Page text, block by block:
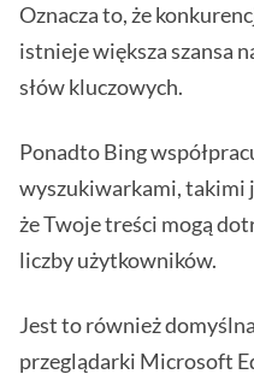
Oznacza to, że
istnieje większa szansa
słów kluczowych.
Ponadto Bing
wyszukiwarkami, takimi
że Twoje treści mogą
liczby użytkowników.
Jest to również
przeglądarki Microsoft